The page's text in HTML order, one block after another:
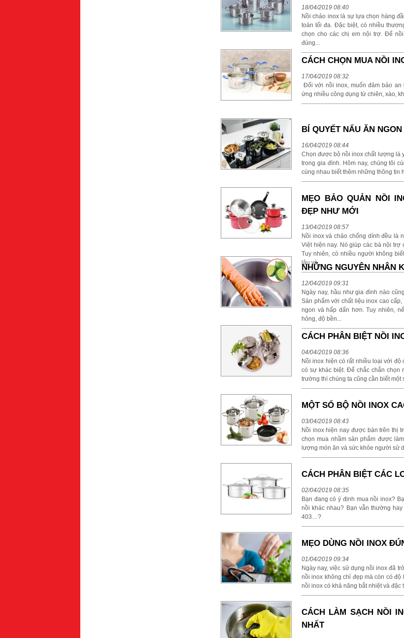
18/04/2019 08:40
Nồi chảo inox là sự lựa chọn hàng
toàn tối đa. Đặc biệt, có nhiều
chọn cho các chị em nội trợ. Để
đúng...
CÁCH CHỌN MUA NỒI
17/04/2019 08:32
Đối với nồi inox, muốn đảm bảo an
ứng nhiều công dụng từ chiên, xào,
BÍ QUYẾT NẤU ĂN
16/04/2019 08:44
Chọn được bộ nồi inox chất lượng là
trong gia đình. Hôm nay, chúng tôi
cùng nhau biết thêm những thông tin
MẸO BẢO QUẢN NỒI
ĐẸP NHƯ MỚI
13/04/2019 08:57
Nồi inox và chảo chống dính đều là
Việt hiện nay. Nó giúp các bà nội
Tuy nhiên, có nhiều người không
lâu và...
NHỮNG NGUYÊN NHÂN
12/04/2019 09:31
Ngày nay, hầu như gia đình nào
Sản phẩm với chất liệu inox cao
ngon và hấp dấn hơn. Tuy nhiên,
hỏng, độ bền...
CÁCH PHÂN BIỆT NỒI
04/04/2019 08:36
Nồi inox hiện có rất nhiều loại với độ
có sự khác biệt. Để chắc chắn chọn
trường thì chúng ta cũng cần biết một
MỘT SỐ BỘ NỒI INOX
03/04/2019 08:43
Nồi inox hiện nay được bán trên thị
chọn mua nhầm sản phẩm được
lượng món ăn và sức khỏe người sử
CÁCH PHÂN BIỆT CÁC
02/04/2019 08:35
Bạn đang có ý định mua nồi inox?
nồi khác nhau? Bạn vẫn thường
403…?
MẸO DÙNG NỒI INOX
01/04/2019 09:34
Ngày nay, việc sử dụng nồi inox đã
nồi inox không chỉ đẹp mà còn có
nồi inox có khả năng bắt nhiệt và
CÁCH LÀM SẠCH NỒI
NHẤT